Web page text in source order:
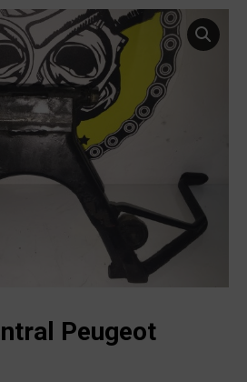
Peugeot